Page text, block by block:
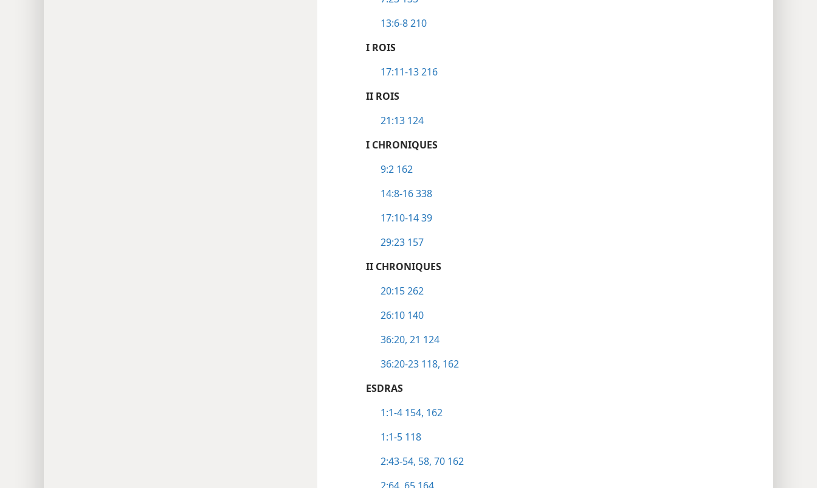
13:6-8210
I ROIS
17:11-13216
II ROIS
21:13 124
I CHRONIQUES
9:2 162
14:8-16338
17:10-1439
29:23 157
II CHRONIQUES
20:15262
26:10 140
36:20, 21 124
36:20-23 118, 162
ESDRAS
1:1-4 154, 162
1:1-5 118
2:43-54, 58, 70 162